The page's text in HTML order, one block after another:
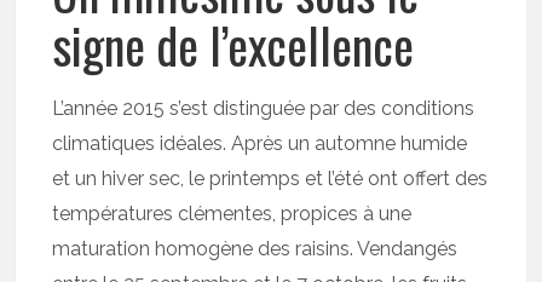
signe de l’excellence
L’année 2015 s’est distinguée par des conditions
climatiques idéales. Après un automne humide
et un hiver sec, le printemps et l’été ont offert des
températures clémentes, propices à une
maturation homogène des raisins. Vendangés